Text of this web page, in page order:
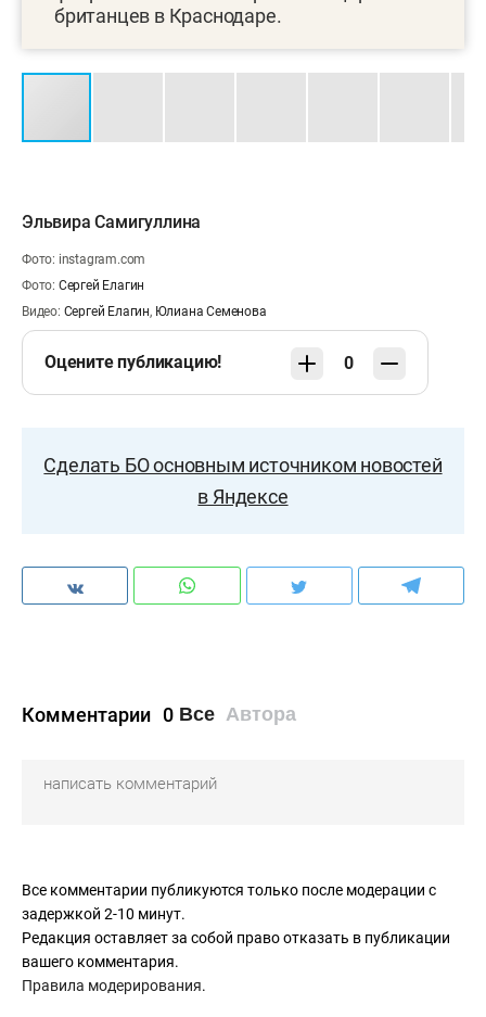
британцев в Краснодаре.
Эльвира Самигуллина
Фото: instagram.com
Фото: Сергей Елагин
Видео: Сергей Елагин, Юлиана Семенова
Оцените публикацию! 0
Сделать БО основным источником новостей
в Яндексе
Комментарии 0 Все Автора
Все комментарии публикуются только после модерации с
задержкой 2-10 минут.
Редакция оставляет за собой право отказать в публикации
вашего комментария.
Правила модерирования.